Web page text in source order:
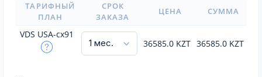
ТАРИФНЫЙ
ПЛАН
СРОК
ЗАКАЗА
ЦЕНА СУММА
VDS USA-cx91
36585.0 KZT 36585.0 KZT